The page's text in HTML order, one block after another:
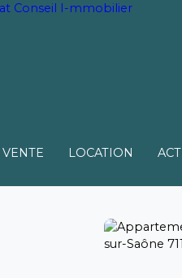
VENTE LOCATION